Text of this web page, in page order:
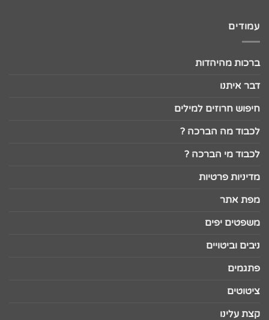
עמודים
ברכות מהיהדות
דבר איתנו
חיפוש חרוזים למילים
לכבוד מה הברכה ?
לכבוד מי הברכה ?
מדיניות פרטיות
מפת אתר
משפטים יפים
ניבים וביטויים
פתגמים
ציטוטים
קצת עלינו